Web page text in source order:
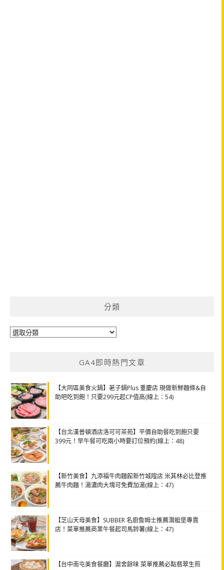
分類
分
GA4即時熱門文章
【大同區美食火鍋】荖子鍋Plus 重慶店 現做新鮮麵條&自
助吧吃到飽！只要299元起CP值高(線上：54)
【台北漢普頓酒店洛可可茶苑】平價自助餐吃到飽只要
399元！早午餐可吃兩小時要訂位預約(線上：48)
【新竹美食】九添福牛肉麵館新竹城隍店 米其林必比登推
薦牛肉麵！湯濃肉大塊可免費加湯(線上：47)
【芝山天母美食】SUBBER 名廚詹姆士推薦潛艇堡專賣
店！菜單推薦商業午餐起司馬鈴薯(線上：47)
【台中南屯美食餐廳】滬舍餘味 菜單推薦必點翡翠生煎